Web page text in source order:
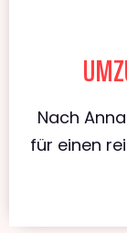
Nach
für einen